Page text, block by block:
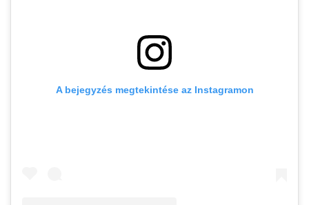
A bejegyzés megtekintése az Instagramon